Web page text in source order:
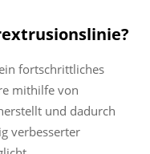
fortschrittliches
mithilfe von
und dadurch
verbesserter